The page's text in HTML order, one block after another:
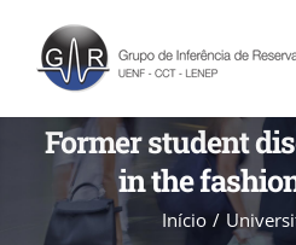
Former student
in the
Início